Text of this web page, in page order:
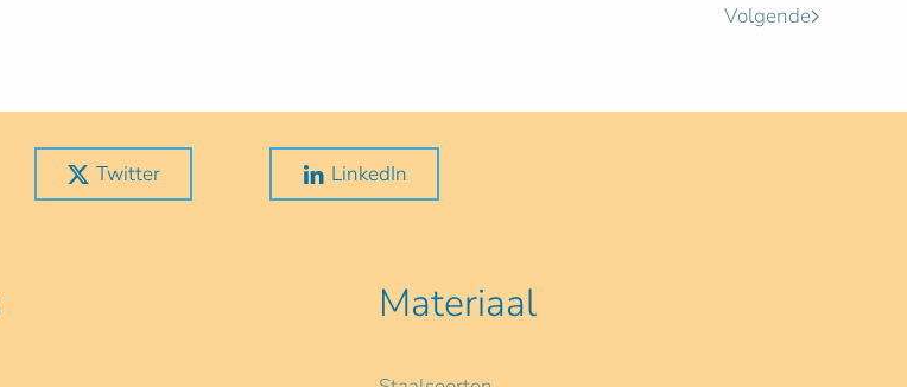
Volgende
Twitter LinkedIn
Materiaal